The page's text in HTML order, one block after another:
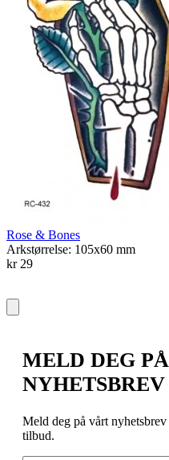
Rose & Bones
Arkstørrelse: 105x60 mm
kr 29
MELD DEG
NYHETSBREV
Meld deg på vårt
tilbud.